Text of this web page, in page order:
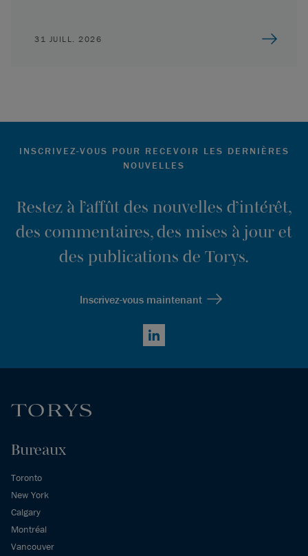
31 JUILL. 2026
INSCRIVEZ-VOUS POUR RECEVOIR LES DERNIÈRES
NOUVELLES
Restez à l’affût des nouvelles d’intérêt,
des commentaires, des mises à jour et
des publications de Torys.
Inscrivez-vous maintenant
LinkedIn
Bureaux
Toronto
New York
Calgary
Montréal
Vancouver